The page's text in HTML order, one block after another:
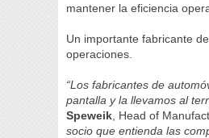
mantener la eficiencia
Un importante fabricante
operaciones.
“Los fabricantes de
pantalla y la llevamos al
Speweik , Head of
socio que entienda las